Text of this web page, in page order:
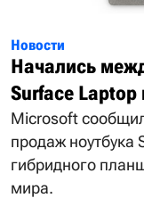
Новости
Начались
Surface Laptop
Microsoft
продаж ноутбука
гибридного
мира.